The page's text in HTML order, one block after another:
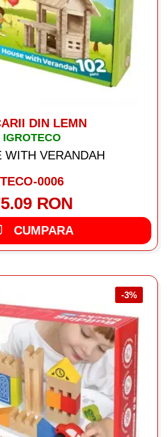
DIN LEMN
IGROTECO
WITH VERANDAH
TECO-0006
RON
CUMPARA
-3%